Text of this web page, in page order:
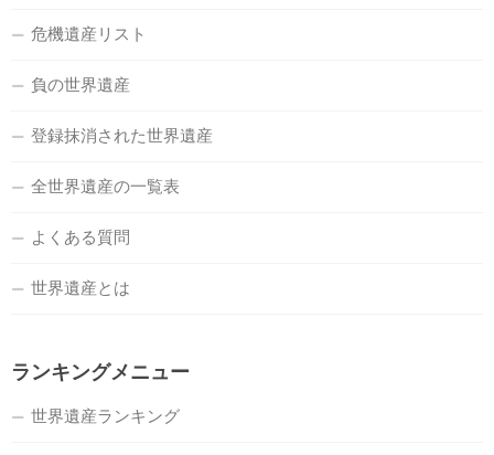
危機遺産リスト
負の世界遺産
登録抹消された世界遺産
全世界遺産の一覧表
よくある質問
世界遺産とは
ランキングメニュー
世界遺産ランキング